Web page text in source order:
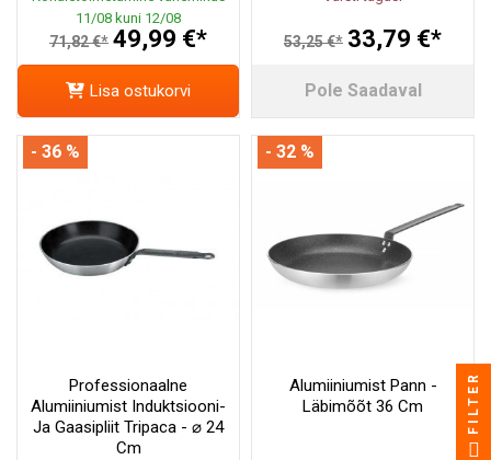
11/08 kuni 12/08
71,82 €* 49,99 €*
Lisa ostukorvi
53,25 €* 33,79 €*
Pole Saadaval
Professionaalne
Alumiiniumist Induktsiooni-
Ja Gaasipliit Tripaca - ⌀ 24
Cm
- 36 %
Alumiiniumist Pann -
Läbimõõt 36 Cm
- 32 %
FILTER